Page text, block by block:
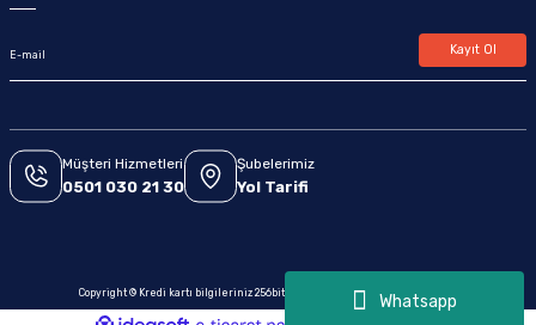
Whatsapp
Kayıt Ol
Müşteri Hizmetleri
0501 030 21 30
Şubelerimiz
Yol Tarifi
Copyright © Kredi kartı bilgileriniz 256bit SSL sertifikası ile korunmaktadır.